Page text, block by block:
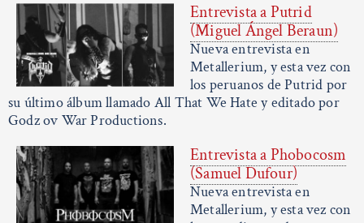
Entrevista a Putrid
(Miguel Ángel Beraun)
Nueva entrevista en
Metallerium, y esta vez con
los peruanos de Putrid por
su último álbum llamado All That We Hate y editado por
Godz ov War Productions.
Entrevista a Phobocosm
(Samuel Dufour)
Nueva entrevista en
Metallerium, y esta vez con